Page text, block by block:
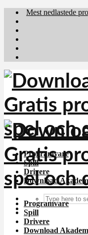
Mest nedlastede
Programvare
Spill
Drivere
Download
Programvare
Spill
Drivere
Download